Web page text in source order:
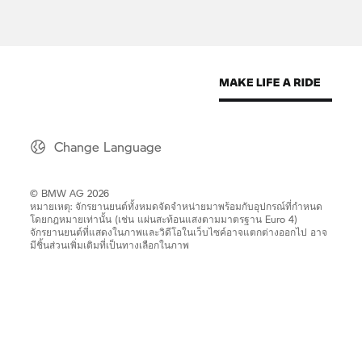
Change Language
© BMW AG 2026
หมายเหตุ: จักรยานยนต์ทั้งหมดจัดจำหน่ายมาพร้อมกับอุปกรณ์ที่กำหนด
โดยกฎหมายเท่านั้น (เช่น แผ่นสะท้อนแสงตามมาตรฐาน Euro 4)
จักรยานยนต์ที่แสดงในภาพและวิดีโอในเว็บไซค์อาจแตกต่างออกไป อาจ
มีชิ้นส่วนเพิ่มเติมที่เป็นทางเลือกในภาพ